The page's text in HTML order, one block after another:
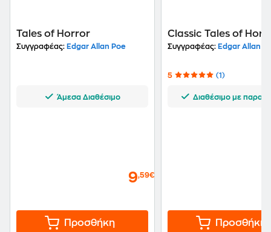
Tales of Horror
Συγγραφέας: Edgar Allan Poe
Άμεσα Διαθέσιμο
9,59€
Προσθήκη
Classic Tales of
Συγγραφέας: Edgar Allan
5 (1)
Διαθέσιμο με
Προσθήκη